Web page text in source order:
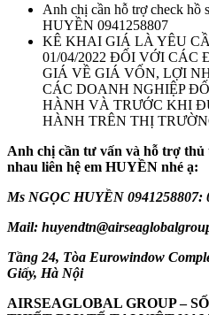
Anh chị cần hỗ trợ check hồ
HUYỀN 0941258807
KÊ KHAI GIÁ LÀ YÊU
01/04/2022 ĐỐI VỚI
GIÁ VỀ GIÁ VỐN, LỢI
CÁC DOANH NGHIỆP
HÀNH VÀ TRƯỚC KHI
HÀNH TRÊN THỊ
Anh chị cần tư vấn và hỗ trợ
nhau liên hệ em HUYỀN nhé ạ:
Ms NGỌC HUYỀN 0941258807:
Mail:
Tầng 24, Tòa Eurowindow
Giấy, Hà Nội
AIRSEAGLOBAL GROUP –